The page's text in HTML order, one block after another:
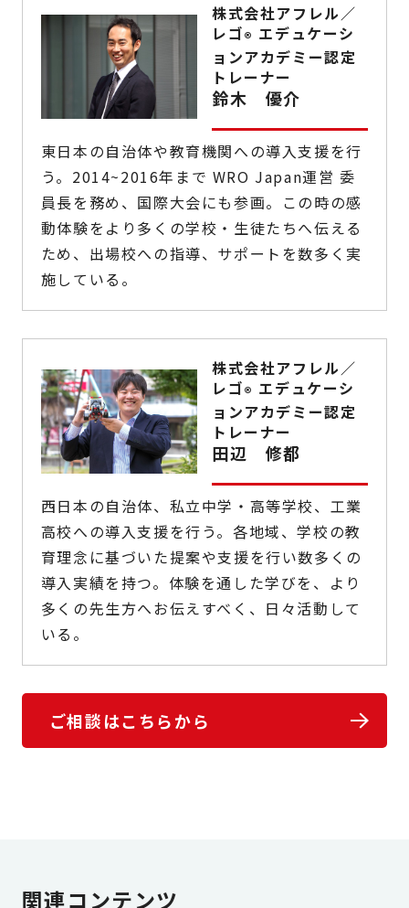
株式会社アフレル／
レゴ® エデュケーシ
ョンアカデミー認定
トレーナー
鈴木 優介
東日本の自治体や教育機関への導入支援を行
う。2014~2016年まで WRO Japan運営 委
員長を務め、国際大会にも参画。この時の感
動体験をより多くの学校・生徒たちへ伝える
ため、出場校への指導、サポートを数多く実
施している。
株式会社アフレル／
レゴ® エデュケーシ
ョンアカデミー認定
トレーナー
田辺 修都
西日本の自治体、私立中学・高等学校、工業
高校への導入支援を行う。各地域、学校の教
育理念に基づいた提案や支援を行い数多くの
導入実績を持つ。体験を通した学びを、より
多くの先生方へお伝えすべく、日々活動して
いる。
ご相談はこちらから
関連コンテンツ